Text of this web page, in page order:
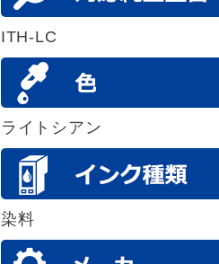
ITH-LC
ライトシアン
染料